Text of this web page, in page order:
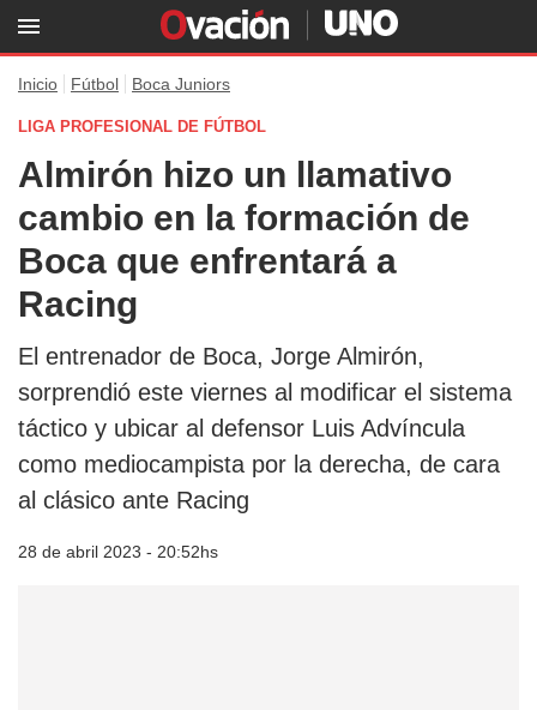
Inicio Fútbol Boca Juniors
LIGA PROFESIONAL DE FÚTBOL
Almirón hizo un llamativo
cambio en la formación de
Boca que enfrentará a
Racing
El entrenador de Boca, Jorge Almirón,
sorprendió este viernes al modificar el sistema
táctico y ubicar al defensor Luis Advíncula
como mediocampista por la derecha, de cara
al clásico ante Racing
28 de abril 2023 - 20:52hs